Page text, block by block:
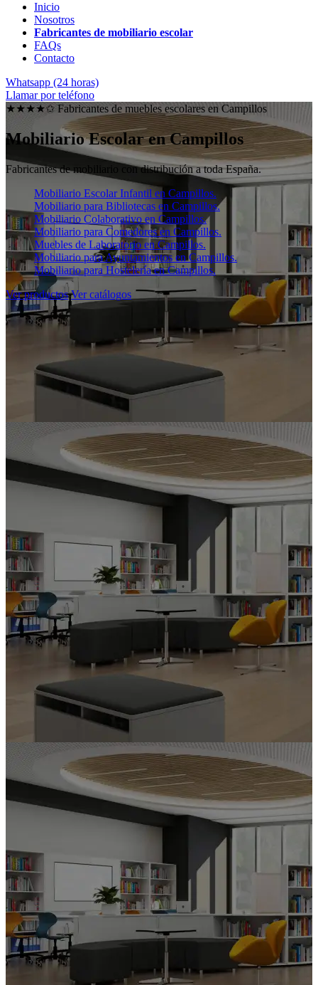
Inicio
Nosotros
Fabricantes de mobiliario escolar
FAQs
Contacto
Whatsapp (24 horas)
Llamar por teléfono
★★★★✩ Fabricantes de muebles escolares en Campillos
Mobiliario Escolar enCampillos
Fabricantes de mobiliario con distribución a toda España.
Mobiliario Escolar Infantil en Campillos.
Mobiliario para Bibliotecas en Campillos.
Mobiliario Colaborativo en Campillos.
Mobiliario para Comedores en Campillos.
Muebles de Laboratorio en Campillos.
Mobiliario para Ayuntamientos en Campillos.
Mobiliario para Hostelería en Campillos.
Ver productos Ver catálogos